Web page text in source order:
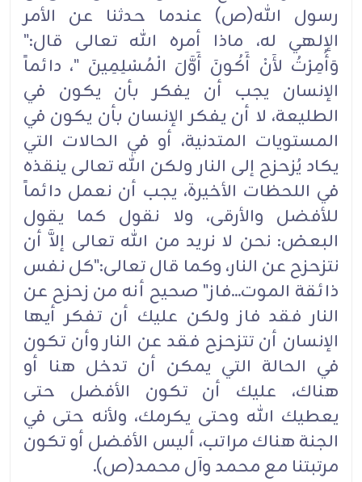
رسول الله(ص) عندما حدثنا عن الأمر
الإلهي له، ماذا أمره الله تعالى قال:"
وَأُمِرْتُ لأَنْ أَكُونَ أَوَّلَ الْمُسْلِمِينَ "، دائماً
الإنسان يجب أن يفكر بأن يكون في
الطليعة، لا أن يفكر الإنسان بأن يكون في
المستويات المتدنية، أو في الحالات التي
يكاد يُزحزح إلى النار ولكن الله تعالى ينقذه
في اللحظات الأخيرة، يجب أن نعمل دائماً
للأفضل والأرقى، ولا نقول كما يقول
البعض: نحن لا نريد من الله تعالى إلاَّ أن
نتزحزح عن النار، وكما قال تعالى:"كل نفس
ذائقة الموت...فاز" صحيح أنه من زحزح عن
النار فقد فاز ولكن عليك أن تفكر أيها
الإنسان أن تتزحزح فقد عن النار وأن تكون
في الحالة التي يمكن أن تدخل هنا أو
هناك، عليك أن تكون الأفضل حتى
يعطيك الله وحتى يكرمك، ولأنه حتى في
الجنة هناك مراتب، أليس الأفضل أو تكون
مرتبتنا مع محمد وآل محمد(ص).